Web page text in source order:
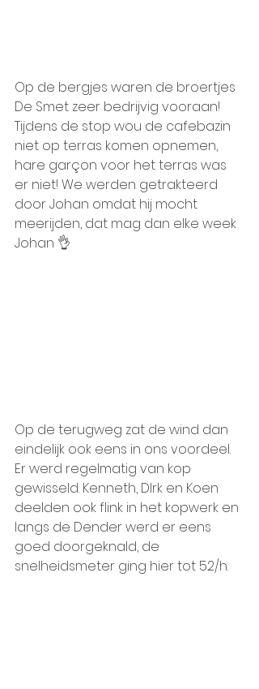
Op de bergjes waren de broertjes
De Smet zeer bedrijvig vooraan!
Tijdens de stop wou de cafebazin
niet op terras komen opnemen,
hare garçon voor het terras was
er niet! We werden getrakteerd
door Johan omdat hij mocht
meerijden, dat mag dan elke week
Johan 👌
Op de terugweg zat de wind dan
eindelijk ook eens in ons voordeel.
Er werd regelmatig van kop
gewisseld. Kenneth, DIrk en Koen
deelden ook flink in het kopwerk en
langs de Dender werd er eens
goed doorgeknald, de
snelheidsmeter ging hier tot 52/h.